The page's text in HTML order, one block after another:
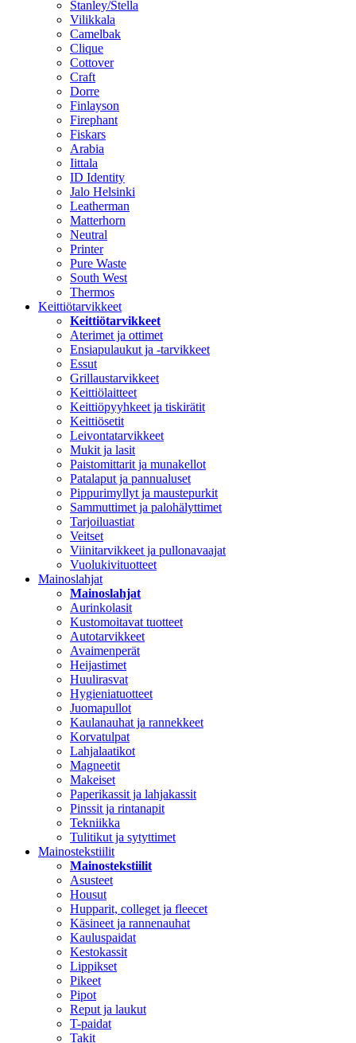
Stanley/Stella
Vilikkala
Camelbak
Clique
Cottover
Craft
Dorre
Finlayson
Firephant
Fiskars
Arabia
Iittala
ID Identity
Jalo Helsinki
Leatherman
Matterhorn
Neutral
Printer
Pure Waste
South West
Thermos
Keittiötarvikkeet
Keittiötarvikkeet
Aterimet ja ottimet
Ensiapulaukut ja -tarvikkeet
Essut
Grillaustarvikkeet
Keittiölaitteet
Keittiöpyyhkeet ja tiskirätit
Keittiösetit
Leivontatarvikkeet
Mukit ja lasit
Paistomittarit ja munakellot
Patalaput ja pannualuset
Pippurimyllyt ja maustepurkit
Sammuttimet ja palohälyttimet
Tarjoiluastiat
Veitset
Viinitarvikkeet ja pullonavaajat
Vuolukivituotteet
Mainoslahjat
Mainoslahjat
Aurinkolasit
Kustomoitavat tuotteet
Autotarvikkeet
Avaimenperät
Heijastimet
Huulirasvat
Hygieniatuotteet
Juomapullot
Kaulanauhat ja rannekkeet
Korvatulpat
Lahjalaatikot
Magneetit
Makeiset
Paperikassit ja lahjakassit
Pinssit ja rintanapit
Tekniikka
Tulitikut ja sytyttimet
Mainostekstiilit
Mainostekstiilit
Asusteet
Housut
Hupparit, colleget ja fleecet
Käsineet ja rannenauhat
Kauluspaidat
Kestokassit
Lippikset
Pikeet
Pipot
Reput ja laukut
T-paidat
Takit